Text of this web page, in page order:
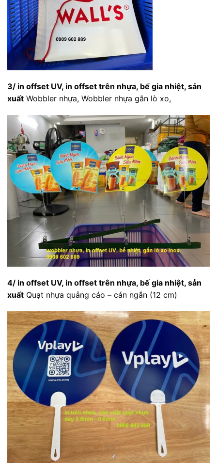
3/ in offset UV, in offset trên nhựa, bế gia nhiệt, sản
xuất Wobbler nhựa, Wobbler nhựa gắn lò xo,
4/ in offset UV, in offset trên nhựa, bế gia nhiệt, sản
xuất Quạt nhựa quảng cáo – cán ngắn (12 cm)